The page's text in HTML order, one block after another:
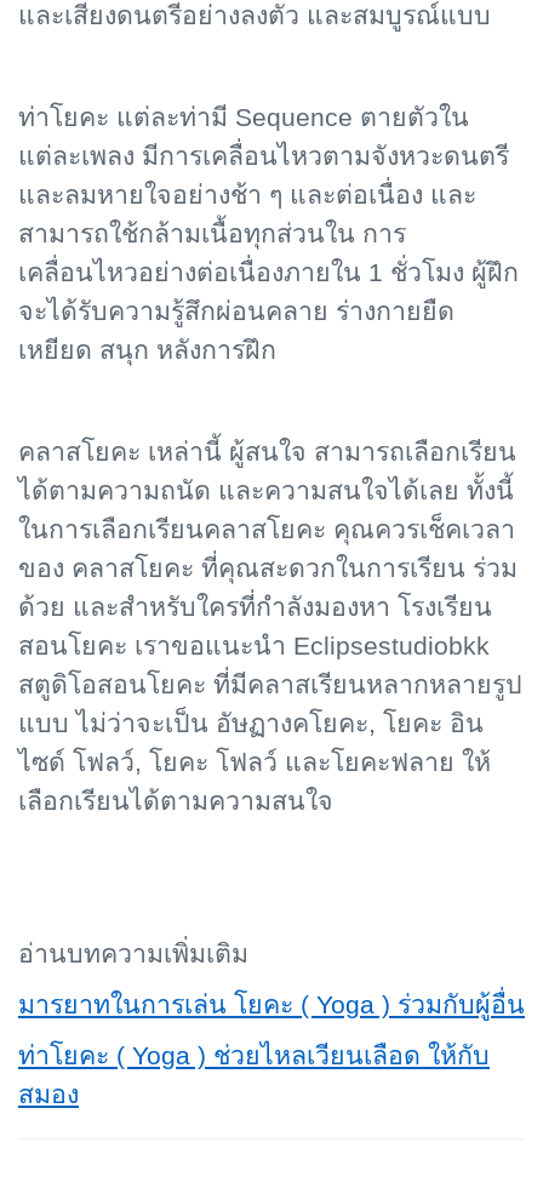
และเสียงดนตรีอย่างลงตัว และสมบูรณ์แบบ
ท่าโยคะ แต่ละท่ามี Sequence ตายตัวใน
แต่ละเพลง มีการเคลื่อนไหวตามจังหวะดนตรี
และลมหายใจอย่างช้า ๆ และต่อเนื่อง และ
สามารถใช้กล้ามเนื้อทุกส่วนใน การ
เคลื่อนไหวอย่างต่อเนื่องภายใน 1 ชั่วโมง ผู้ฝึก
จะได้รับความรู้สึกผ่อนคลาย ร่างกายยืด
เหยียด สนุก หลังการฝึก
คลาสโยคะ เหล่านี้ ผู้สนใจ สามารถเลือกเรียน
ได้ตามความถนัด และความสนใจได้เลย ทั้งนี้
ในการเลือกเรียนคลาสโยคะ คุณควรเช็คเวลา
ของ คลาสโยคะ ที่คุณสะดวกในการเรียน ร่วม
ด้วย และสำหรับใครที่กำลังมองหา โรงเรียน
สอนโยคะ เราขอแนะนำ Eclipsestudiobkk
สตูดิโอสอนโยคะ ที่มีคลาสเรียนหลากหลายรูป
แบบ ไม่ว่าจะเป็น อัษฏางคโยคะ, โยคะ อิน
ไซด์ โฟลว์, โยคะ โฟลว์ และโยคะฟลาย ให้
เลือกเรียนได้ตามความสนใจ
อ่านบทความเพิ่มเติม
มารยาทในการเล่น โยคะ ( Yoga ) ร่วมกับผู้อื่น
ท่าโยคะ ( Yoga ) ช่วยไหลเวียนเลือด ให้กับ
สมอง